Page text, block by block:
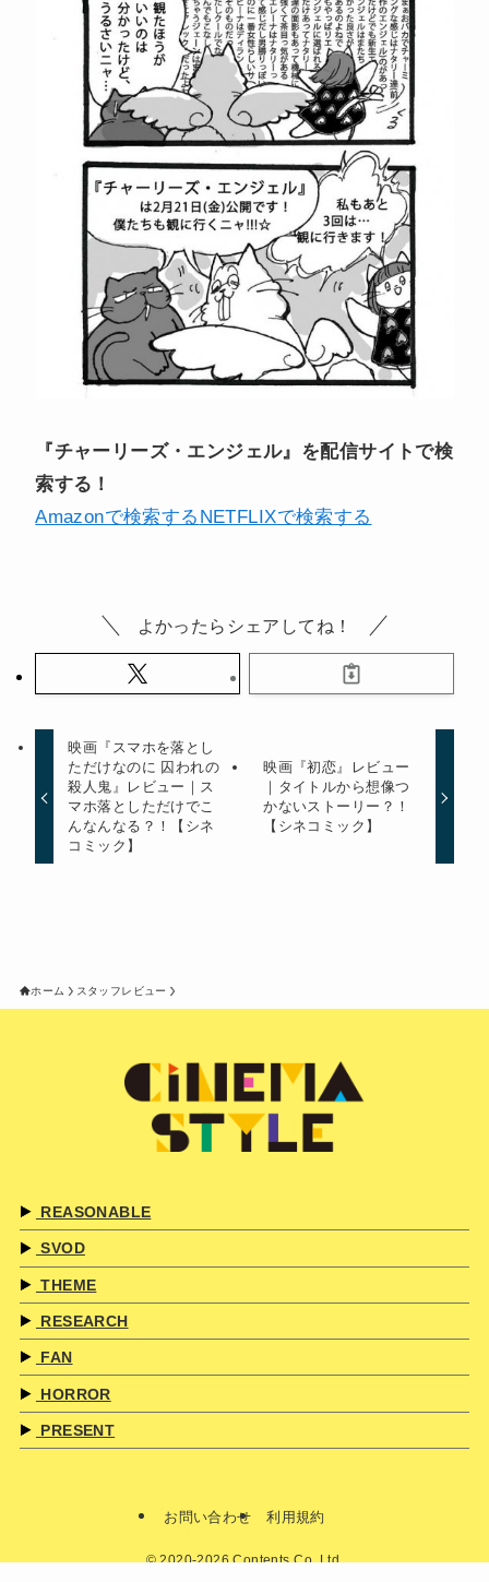
『チャーリーズ・エンジェル』を配信サイトで検
索する！
Amazonで検索する NETFLIXで検索する
よかったらシェアしてね！
映画『スマホを落とし
ただけなのに 囚われの
殺人鬼』レビュー｜ス
マホ落としただけでこ
んなんなる？！【シネ
コミック】
映画『初恋』レビュー
｜タイトルから想像つ
かないストーリー？！
【シネコミック】
ホーム スタッフレビュー
REASONABLE
SVOD
THEME
RESEARCH
FAN
HORROR
PRESENT
お問い合わせ 利用規約
©2020-2026 Contents Co.,Ltd.